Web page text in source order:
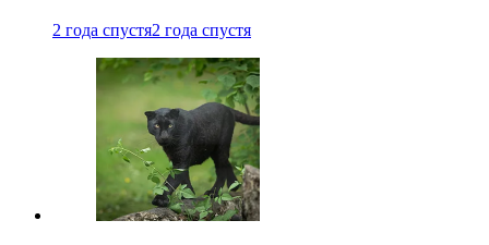
2 года спустя2 года спустя